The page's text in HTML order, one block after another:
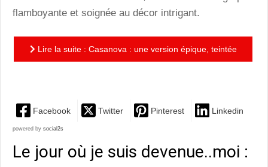
flamboyante et soignée au décor intrigant.
Lire la suite : Casanova : une version épique, teintée
Facebook Twitter Pinterest Linkedin
powered by social2s
Le jour où je suis devenue..moi :